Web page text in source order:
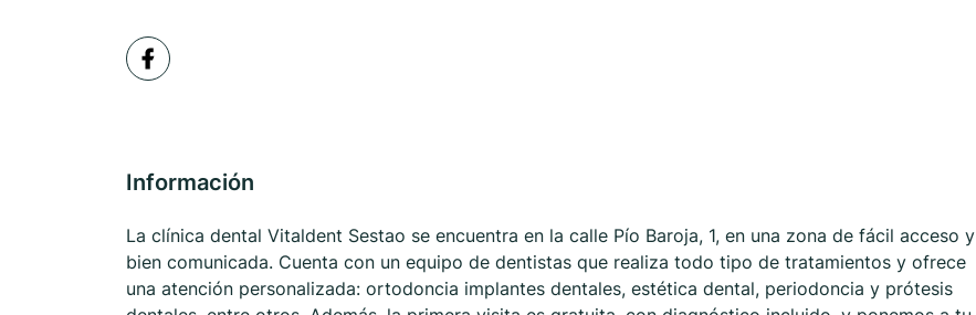
Información
La clínica dental Vitaldent Sestao se encuentra en la calle Pío Baroja, 1, en una zona de fácil acceso y
bien comunicada. Cuenta con un equipo de dentistas que realiza todo tipo de tratamientos y ofrece
una atención personalizada: ortodoncia implantes dentales, estética dental, periodoncia y prótesis